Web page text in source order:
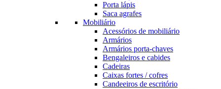
Porta lápis
Saca agrafes
Mobiliário
Acessórios de mobiliário
Armários
Armários porta-chaves
Bengaleiros e cabides
Cadeiras
Caixas fortes / cofres
Candeeiros de escritório